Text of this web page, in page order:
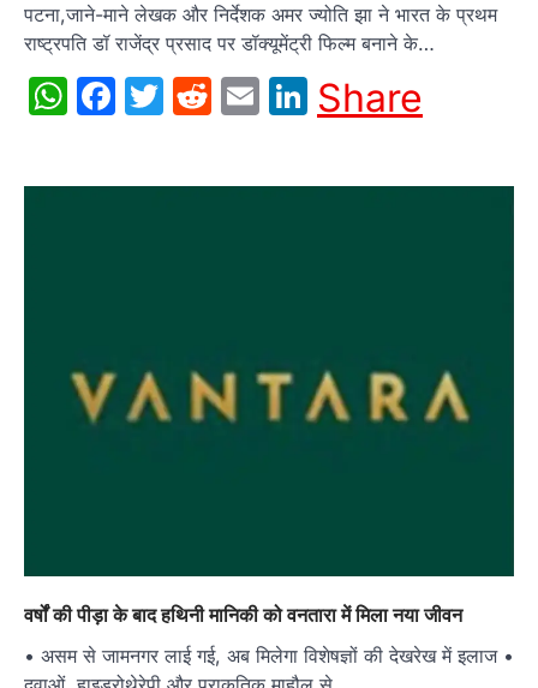
पटना,जाने-माने लेखक और निर्देशक अमर ज्योति झा ने भारत के प्रथम
राष्ट्रपति डॉ राजेंद्र प्रसाद पर डॉक्यूमेंट्री फिल्म बनाने के…
WhatsApp
Facebook
Twitter
Reddit
EmailLinkedIn
Share
वर्षों की पीड़ा के बाद हथिनी मानिकी को वनतारा में मिला नया जीवन
• असम से जामनगर लाई गई, अब मिलेगा विशेषज्ञों की देखरेख में इलाज •